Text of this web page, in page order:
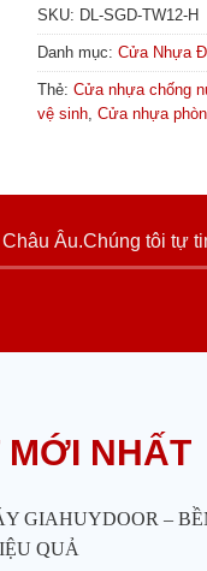
SKU: DL-SGD-TW12-H
Danh mục: Cửa Nhựa
Thẻ: Cửa nhựa chống
vệ sinh Cửa nhựa
Âu.Chúng tôi tự
MỚI NHẤT